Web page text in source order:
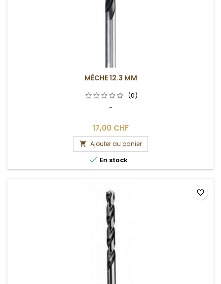
MÈCHE 12.3 MM
(0)
-
17,00 CHF
 Ajouter au panier
 En stock
favorite_border